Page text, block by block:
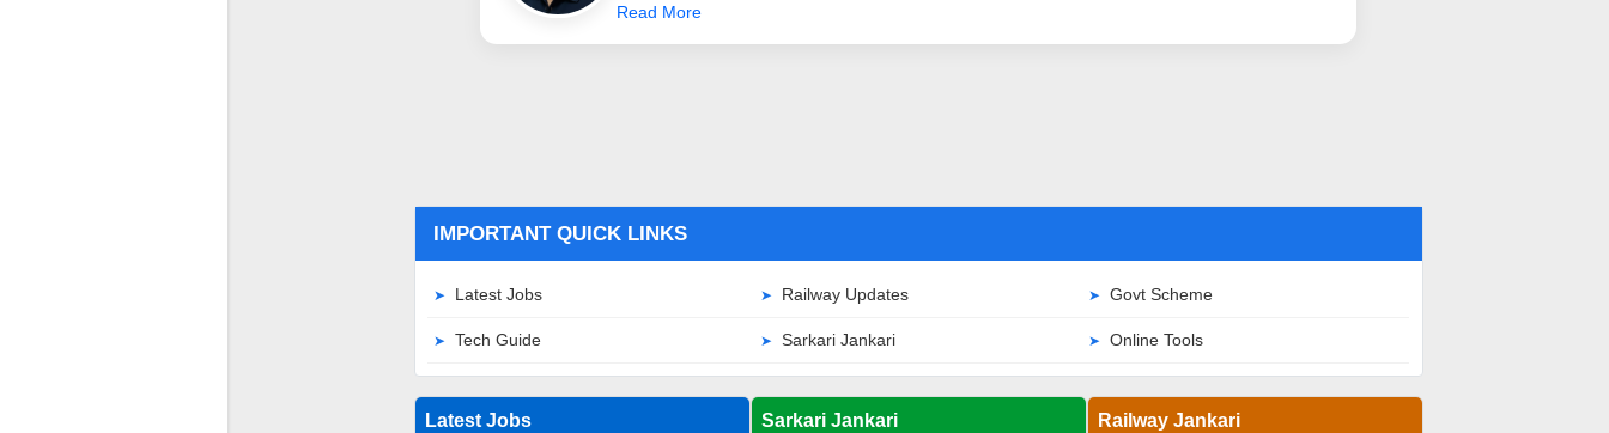
Read More
IMPORTANT QUICK LINKS
Latest Jobs Railway Updates Govt Scheme
Tech Guide Sarkari Jankari Online Tools
Latest Jobs Sarkari Jankari Railway Jankari